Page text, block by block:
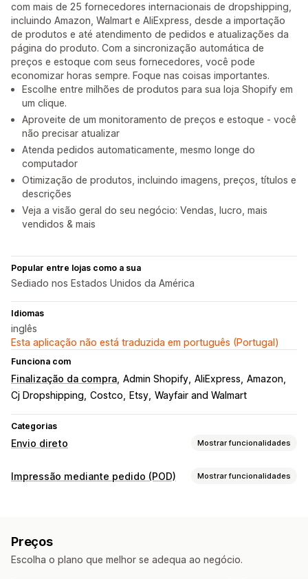
com mais de 25 fornecedores internacionais de dropshipping,
incluindo Amazon, Walmart e AliExpress, desde a importação
de produtos e até atendimento de pedidos e atualizações da
página do produto. Com a sincronização automática de
preços e estoque com seus fornecedores, você pode
economizar horas sempre. Foque nas coisas importantes.
Escolhe entre milhões de produtos para sua loja Shopify em
um clique.
Aproveite de um monitoramento de preços e estoque - você
não precisar atualizar
Atenda pedidos automaticamente, mesmo longe do
computador
Otimização de produtos, incluindo imagens, preços, títulos e
descrições
Veja a visão geral do seu negócio: Vendas, lucro, mais
vendidos & mais
Popular entre lojas como a sua
Sediado nos Estados Unidos da América
Idiomas
inglês
Esta aplicação não está traduzida em português (Portugal)
Funciona com
Finalização da compra Admin Shopify AliExpress Amazon
Cj Dropshipping Costco Etsy Wayfair and Walmart
Categorias
Envio direto Mostrar funcionalidades
Produtos que pode vender
Produtos desportivos
Empresas e escritório Equipamento Automóveis
Impressão mediante pedido (POD) Mostrar funcionalidades
Ferramentas de design
Embalagens Personalização Modelos personalizados
Preços
Escolha o plano que melhor se adequa ao negócio.